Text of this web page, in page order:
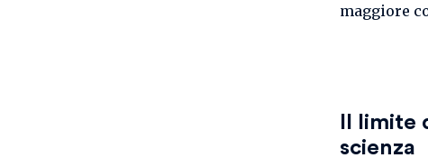
maggiore
Il limite
scienza